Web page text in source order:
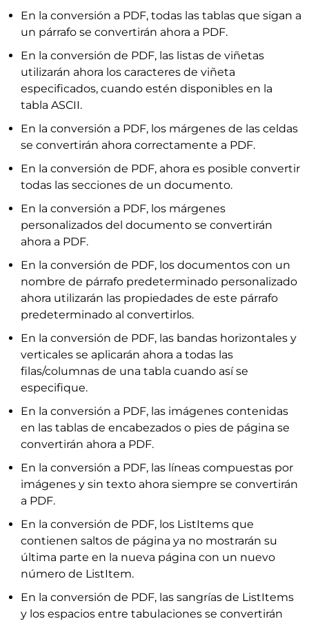
En la conversión a PDF, todas las tablas que sigan a
un párrafo se convertirán ahora a PDF.
En la conversión de PDF, las listas de viñetas
utilizarán ahora los caracteres de viñeta
especificados, cuando estén disponibles en la
tabla ASCII.
En la conversión a PDF, los márgenes de las celdas
se convertirán ahora correctamente a PDF.
En la conversión de PDF, ahora es posible convertir
todas las secciones de un documento.
En la conversión a PDF, los márgenes
personalizados del documento se convertirán
ahora a PDF.
En la conversión de PDF, los documentos con un
nombre de párrafo predeterminado personalizado
ahora utilizarán las propiedades de este párrafo
predeterminado al convertirlos.
En la conversión de PDF, las bandas horizontales y
verticales se aplicarán ahora a todas las
filas/columnas de una tabla cuando así se
especifique.
En la conversión a PDF, las imágenes contenidas
en las tablas de encabezados o pies de página se
convertirán ahora a PDF.
En la conversión a PDF, las líneas compuestas por
imágenes y sin texto ahora siempre se convertirán
a PDF.
En la conversión de PDF, los ListItems que
contienen saltos de página ya no mostrarán su
última parte en la nueva página con un nuevo
número de ListItem.
En la conversión de PDF, las sangrías de ListItems
y los espacios entre tabulaciones se convertirán